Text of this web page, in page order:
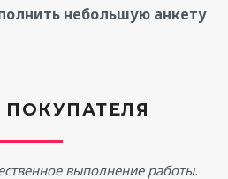
небольшую анкету
выполнение работы.